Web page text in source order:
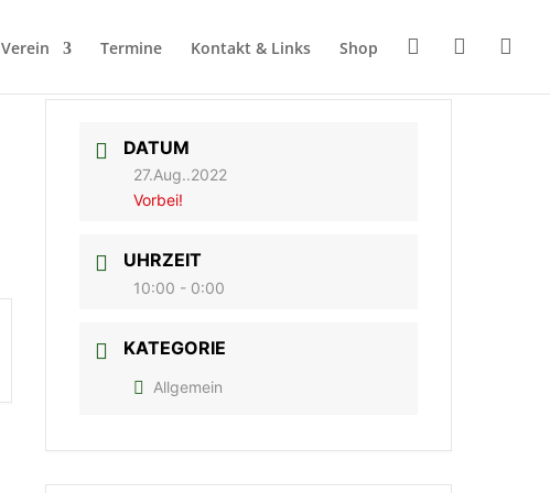
Verein Termine Kontakt & Links Shop
DATUM
27.Aug..2022
Vorbei!
UHRZEIT
10:00 - 0:00
KATEGORIE
Allgemein